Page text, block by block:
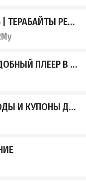
РЕАЛЬНОГО ТРЭША
В TELEGRAM.
И КУПОНЫ ДЛЯ ИГР